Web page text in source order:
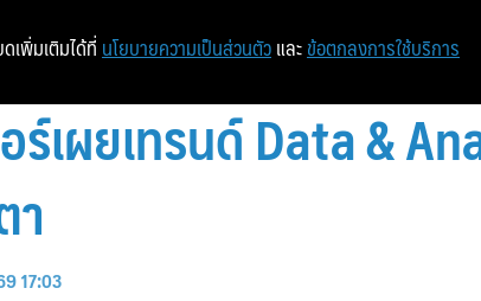
หน้าแรก ท่องเที่ยว
ร์เผยเทรนด์ Data &
17:03
เพิ่มเติมได้ที่ นโยบายความเป็นส่วนตัว และ ข้อตกลงการใช้บริการ